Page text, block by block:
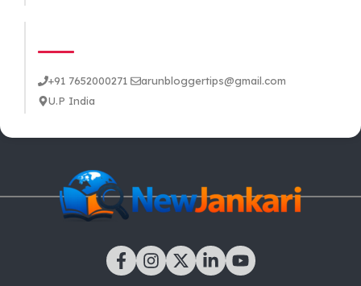
+91 7652000271
arunbloggertips@gmail.com
U.P India